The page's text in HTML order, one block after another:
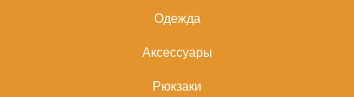
Одежда
Аксессуары
Рюкзаки